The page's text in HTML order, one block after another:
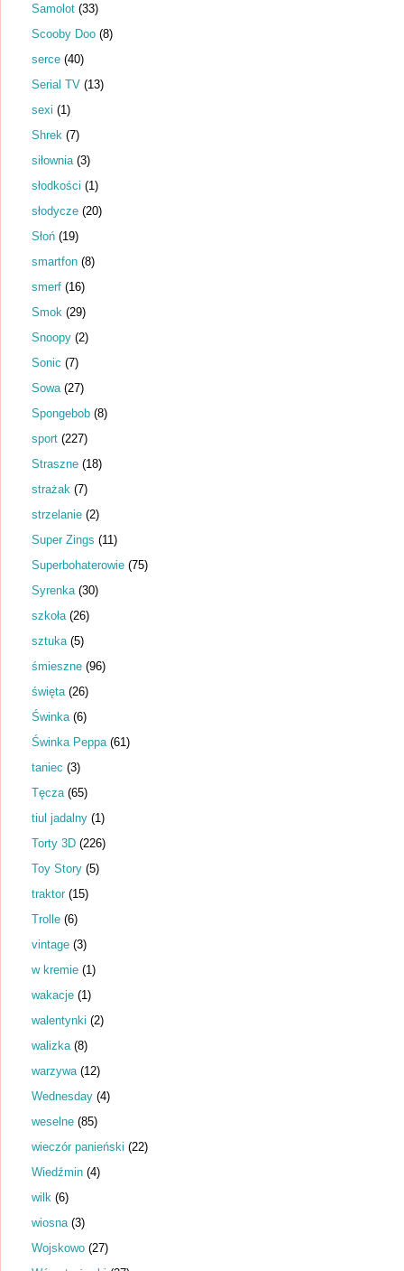
Samolot (33)
Scooby Doo (8)
serce (40)
Serial TV (13)
sexi (1)
Shrek (7)
siłownia (3)
słodkości (1)
słodycze (20)
Słoń (19)
smartfon (8)
smerf (16)
Smok (29)
Snoopy (2)
Sonic (7)
Sowa (27)
Spongebob (8)
sport (227)
Straszne (18)
strażak (7)
strzelanie (2)
Super Zings (11)
Superbohaterowie (75)
Syrenka (30)
szkoła (26)
sztuka (5)
śmieszne (96)
święta (26)
Świnka (6)
Świnka Peppa (61)
taniec (3)
Tęcza (65)
tiul jadalny (1)
Torty 3D (226)
Toy Story (5)
traktor (15)
Trolle (6)
vintage (3)
w kremie (1)
wakacje (1)
walentynki (2)
walizka (8)
warzywa (12)
Wednesday (4)
weselne (85)
wieczór panieński (22)
Wiedźmin (4)
wilk (6)
wiosna (3)
Wojskowo (27)